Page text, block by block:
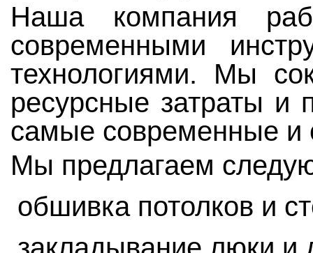
Наша компания
современными
технологиями. Мы
ресурсные затраты и
самые современные и
Мы предлагаем
обшивка потолков и